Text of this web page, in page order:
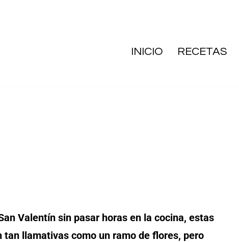
INICIO RECETAS
Valentín sin pasar horas en la cocina, estas
tan llamativas como un ramo de flores, pero